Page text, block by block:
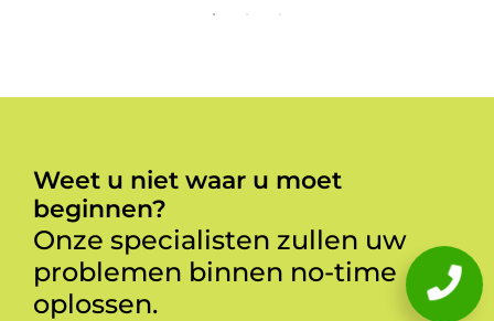
Weet u niet waar u moet
beginnen?
Onze specialisten zullen uw
problemen binnen no-time
oplossen.